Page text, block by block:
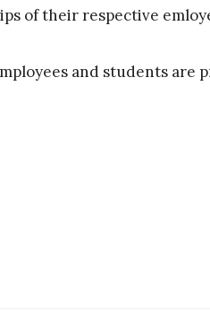
of their respective
and students are